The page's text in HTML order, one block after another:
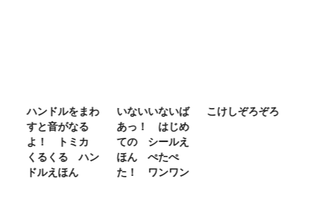
ハンドルをまわ
すと音がなる
よ！ トミカ
くるくる ハン
ドルえほん
いないいないば
あっ！ はじめ
ての シールえ
ほん ぺたぺ
た！ ワンワン
こけしぞろぞろ